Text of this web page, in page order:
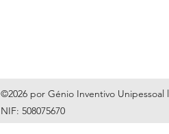
©2026 por Génio Inventivo Unipessoal
NIF: 508075670